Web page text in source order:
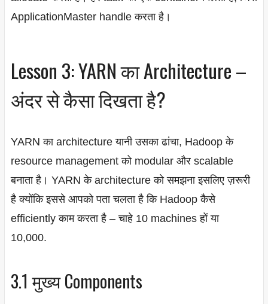
ApplicationMaster handle करता है।
Lesson 3: YARN का Architecture –
अंदर से कैसा दिखता है?
YARN का architecture यानी उसका ढांचा, Hadoop के
resource management को modular और scalable
बनाता है। YARN के architecture को समझना इसलिए ज़रूरी
है क्योंकि इससे आपको पता चलता है कि Hadoop कैसे
efficiently काम करता है – चाहे 10 machines हों या
10,000.
3.1 मुख्य Components